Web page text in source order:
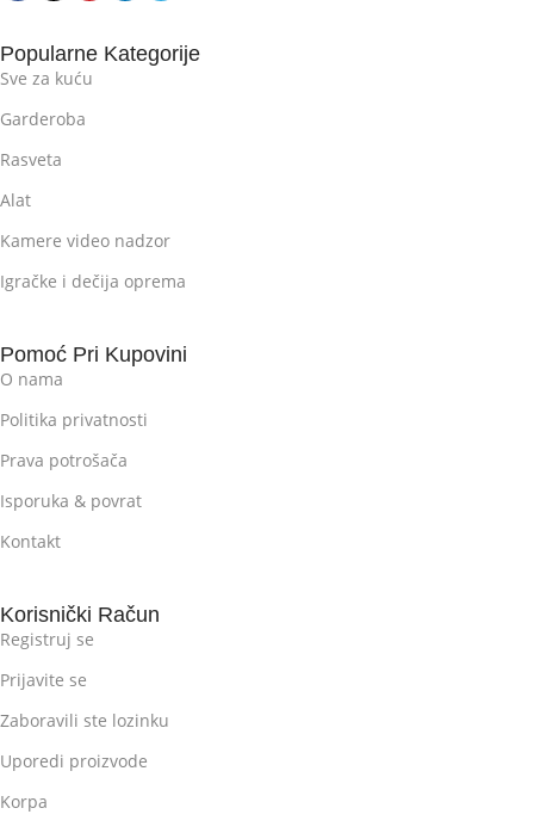
Popularne Kategorije
Sve za kuću
Garderoba
Rasveta
Alat
Kamere video nadzor
Igračke i dečija oprema
Pomoć Pri Kupovini
O nama
Politika privatnosti
Prava potrošača
Isporuka & povrat
Kontakt
Korisnički Račun
Registruj se
Prijavite se
Zaboravili ste lozinku
Uporedi proizvode
Korpa